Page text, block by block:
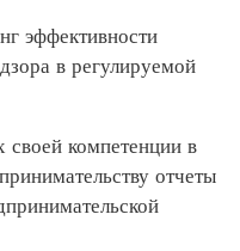
эффективности
в регулируемой
компетенции в
отчеты